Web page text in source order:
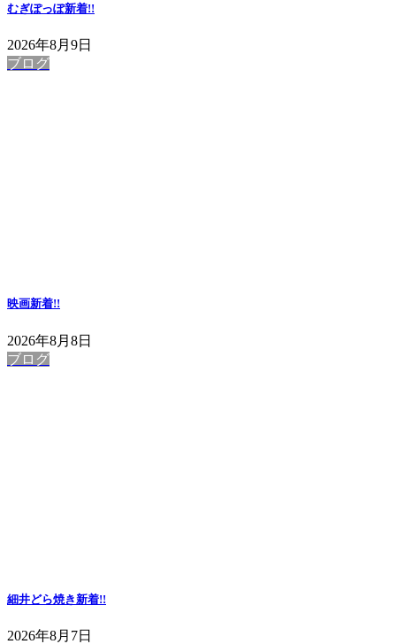
むぎぽっぽ新着!!
2026年8月9日
ブログ
映画新着!!
2026年8月8日
ブログ
細井どら焼き新着!!
2026年8月7日